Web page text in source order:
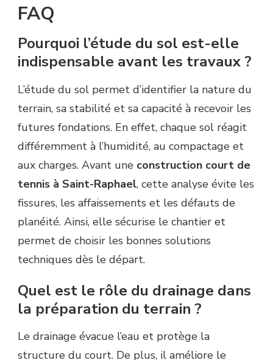
FAQ
Pourquoi l’étude du sol est-elle
indispensable avant les travaux ?
L’étude du sol permet d’identifier la nature du
terrain, sa stabilité et sa capacité à recevoir les
futures fondations. En effet, chaque sol réagit
différemment à l’humidité, au compactage et
aux charges. Avant une construction court de
tennis à Saint-Raphael, cette analyse évite les
fissures, les affaissements et les défauts de
planéité. Ainsi, elle sécurise le chantier et
permet de choisir les bonnes solutions
techniques dès le départ.
Quel est le rôle du drainage dans
la préparation du terrain ?
Le drainage évacue l’eau et protège la
structure du court. De plus, il améliore le